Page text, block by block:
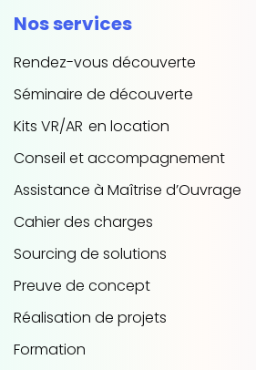
Nos services
Rendez-vous découverte
Séminaire de découverte
Kits VR/AR en location
Conseil et accompagnement
Assistance à Maîtrise d’Ouvrage
Cahier des charges
Sourcing de solutions
Preuve de concept
Réalisation de projets
Formation